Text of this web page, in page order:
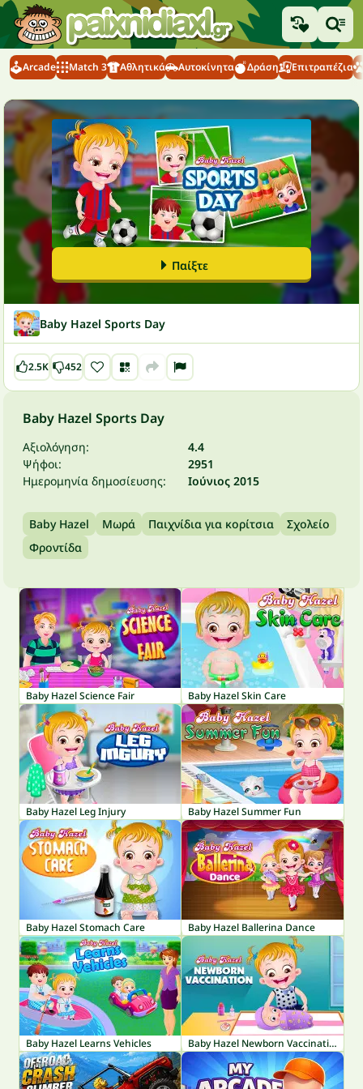
Arcade Match 3 Αθλητικά Αυτοκίνητα Δράση Επιτραπέζια
Παίξτε
Baby Hazel Sports Day
2.5K 452
Baby Hazel Sports Day
Αξιολόγηση:
4.4
Ψήφοι:
2951
Ημερομηνία δημοσίευσης:
Ιούνιος 2015
Baby Hazel Μωρά Παιχνίδια για κορίτσια
Σχολείο
Φροντίδα
Baby Hazel Science Fair Baby Hazel Skin Care
Baby Hazel Leg Injury Baby Hazel Summer Fun
Baby Hazel Stomach Care Baby Hazel Ballerina Dance
Baby Hazel Learns Vehicles Baby Hazel Newborn Vaccination